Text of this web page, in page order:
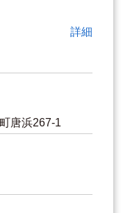
詳細
唐浜267-1